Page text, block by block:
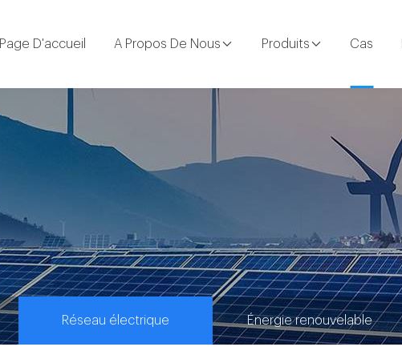
Page D'accueil A Propos De Nous Produits Cas
Réseau électrique Énergie renouvelable